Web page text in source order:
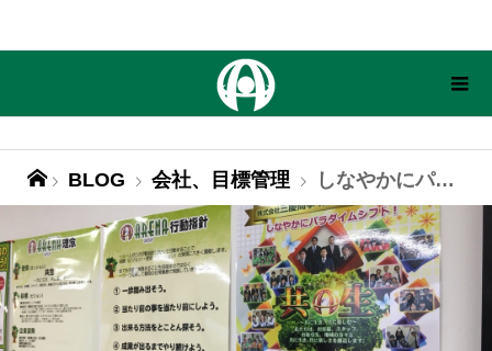
BLOG 会社、目標管理 しなやかにパラダイムシフト！